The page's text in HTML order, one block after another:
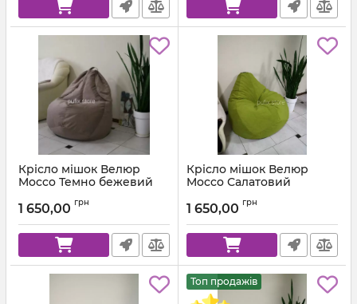
Крісло мішок Велюр
Mocco Темно бежевий
1 650,00 грн
Крісло мішок Велюр
Mocco Салатовий
1 650,00 грн
Топ продажів